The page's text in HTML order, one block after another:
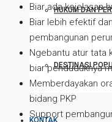
HUKUM DAN
DESTINASI
KONTAK
Biar ada kejelasan
Biar lebih efektif
pembangunan
Ngebantu atur tata
biar penduduknya
Memberdayakan
bidang PKP
Support